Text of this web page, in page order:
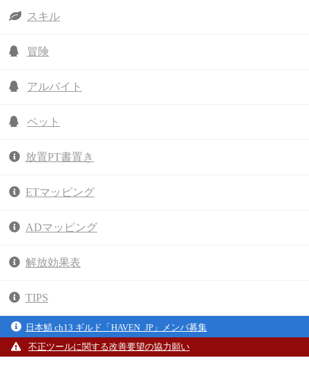
スキル
冒険
アルバイト
ペット
放置PT書置き
ETマッピング
ADマッピング
解放効果表
TIPS
日本鯖 ch13 ギルド「HAVEN_JP」メンバ募集
不正ツールに関する改善要望の協力願い